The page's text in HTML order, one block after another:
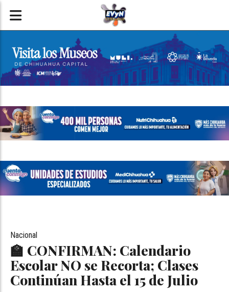
🏫 CONFIRMAN: Calendario
Escolar NO se Recorta; Clases
Continúan Hasta el 15 de Julio
Nacional